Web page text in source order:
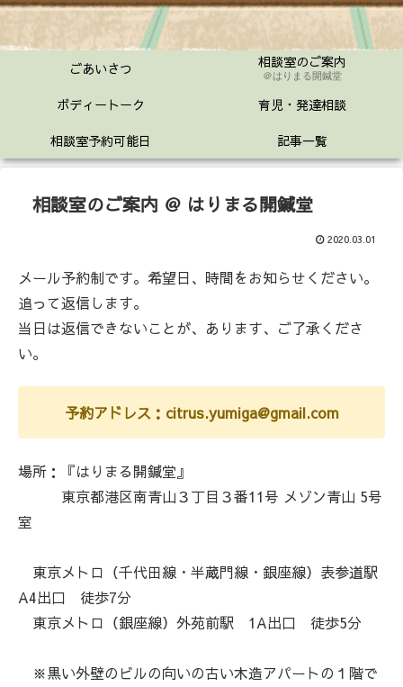
ごあいさつ 相談室のご案内
＠はりまる開鍼堂
ボディートーク
育児・発達相談
相談室予約可能日
記事一覧
相談室のご案内 ＠ はりまる開鍼堂
2020.03.01
メール予約制です。希望日、時間をお知らせください。
追って返信します。
当日は返信できないことが、あります、ご了承くださ
い。
予約アドレス：citrus.yumiga@gmail.com
場所：『はりまる開鍼堂』
東京都港区南青山３丁目３番11号 メゾン青山 5号
室
東京メトロ（千代田線・半蔵門線・銀座線）表参道駅
A4出口 徒歩7分
東京メトロ（銀座線）外苑前駅 1A出口 徒歩5分
※黒い外壁のビルの向いの古い木造アパートの１階で